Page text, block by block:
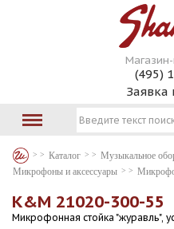
(495)
Заявка
Каталог
Музыкальное
Микрофоны и аксессуары
K&M 21020-300-55
Микрофонная стойка "журавль",